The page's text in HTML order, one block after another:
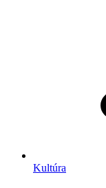
Kultúra